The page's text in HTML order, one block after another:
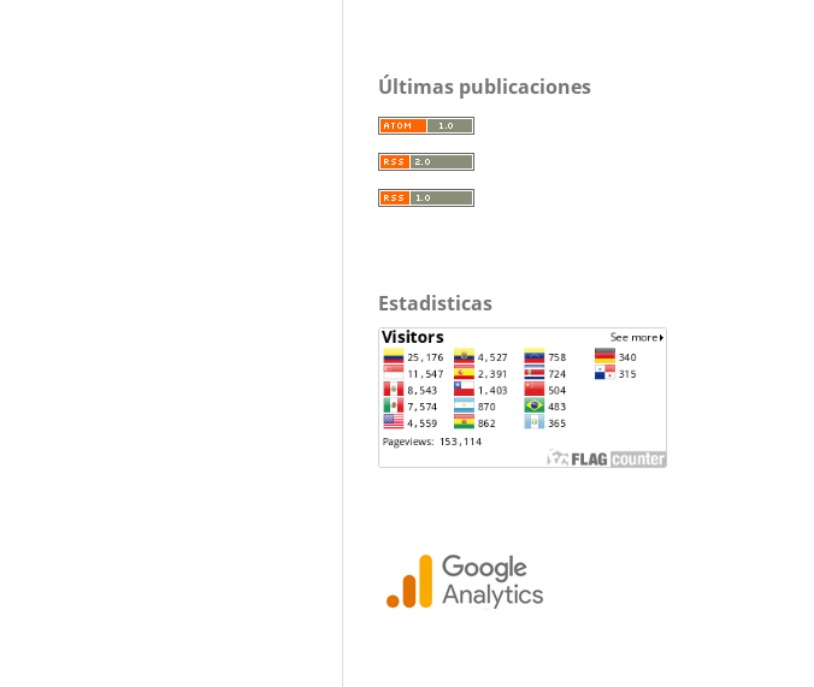
Últimas publicaciones
Estadisticas